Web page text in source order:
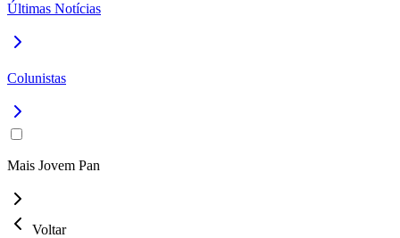
Últimas Notícias
Colunistas
Mais Jovem Pan
Voltar